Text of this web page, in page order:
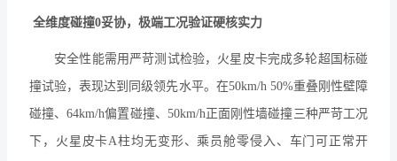
全维度碰撞0妥协，极端工况验证硬核实力
安全性能需用严苛测试检验，火星皮卡完成多轮超国标碰
撞试验，表现达到同级领先水平。在50km/h 50%重叠刚性壁障
碰撞、64km/h偏置碰撞、50km/h正面刚性墙碰撞三种严苛工况
下，火星皮卡A柱均无变形、乘员舱零侵入、车门可正常开